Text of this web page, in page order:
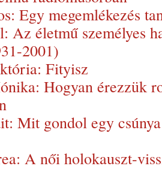
Egy megemlékezés
Az életmű személyes
2001)
Fityisz
Hogyan érezzük
Mit gondol egy
A női holokauszt-